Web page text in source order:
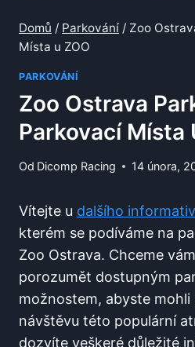
Domů / Parkování / Zoo
Místa u ZOO
PARKOVÁNÍ
Zoo Ostrava
Parkovací Místa
Od Dicomp Racing 14 února,
Vítejte​ u dalšího
kterém ​se podíváme ‍na
Zoo Ostrava. Chceme⁣
porozumět dostupným⁤
možnostem,⁤ abyste‌
návštěvu této⁢ populární
dozvíte veškeré důležité